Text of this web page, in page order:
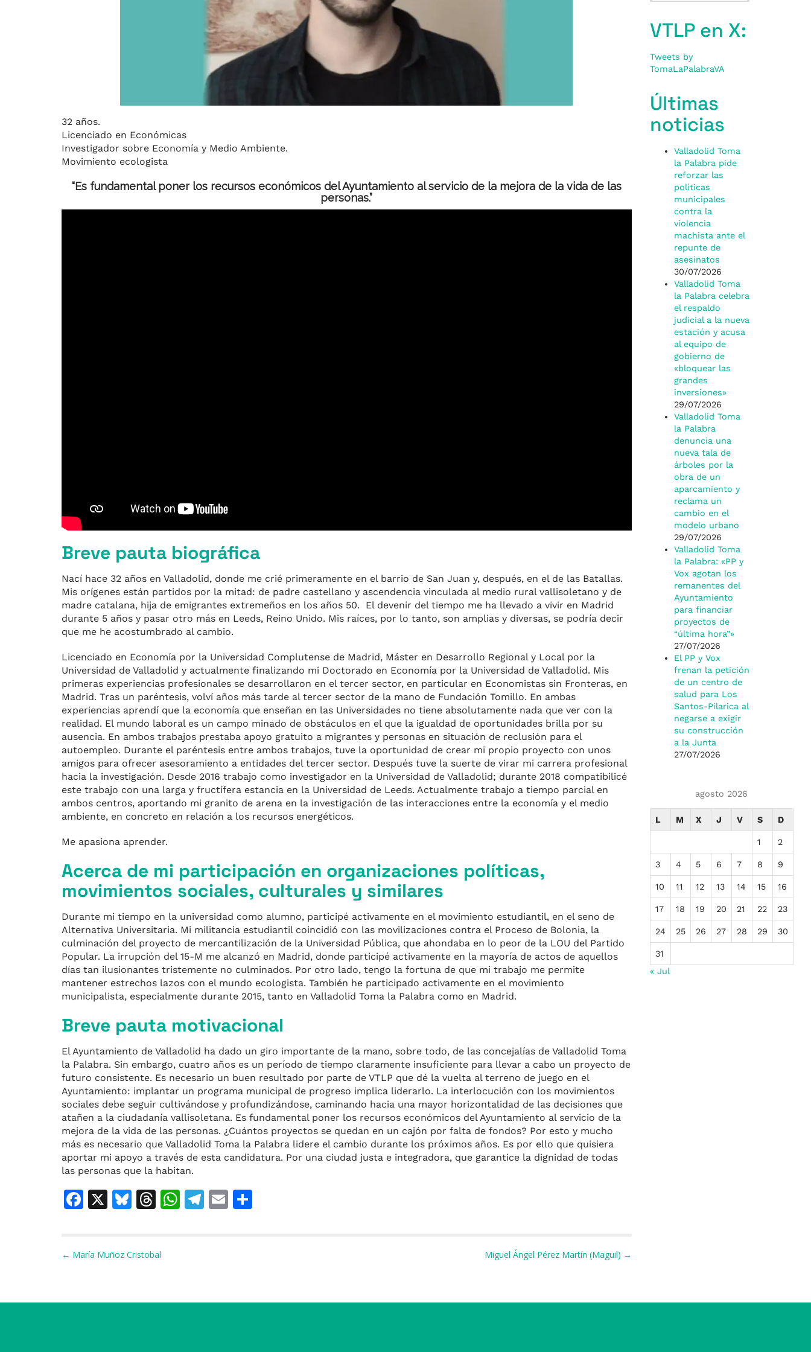
32 años.
Licenciado en Económicas
Investigador sobre Economía y Medio Ambiente.
Movimiento ecologista
“Es fundamental poner los recursos económicos del Ayuntamiento al servicio de la mejora de la vida de las
personas.”
Breve pauta biográfica
Nací hace 32 años en Valladolid, donde me crié primeramente en el barrio de San Juan y, después, en el de las Batallas.
Mis orígenes están partidos por la mitad: de padre castellano y ascendencia vinculada al medio rural vallisoletano y de
madre catalana, hija de emigrantes extremeños en los años 50. El devenir del tiempo me ha llevado a vivir en Madrid
durante 5 años y pasar otro más en Leeds, Reino Unido. Mis raíces, por lo tanto, son amplias y diversas, se podría decir
que me he acostumbrado al cambio.
Licenciado en Economía por la Universidad Complutense de Madrid, Máster en Desarrollo Regional y Local por la
Universidad de Valladolid y actualmente finalizando mi Doctorado en Economía por la Universidad de Valladolid. Mis
primeras experiencias profesionales se desarrollaron en el tercer sector, en particular en Economistas sin Fronteras, en
Madrid. Tras un paréntesis, volví años más tarde al tercer sector de la mano de Fundación Tomillo. En ambas
experiencias aprendí que la economía que enseñan en las Universidades no tiene absolutamente nada que ver con la
realidad. El mundo laboral es un campo minado de obstáculos en el que la igualdad de oportunidades brilla por su
ausencia. En ambos trabajos prestaba apoyo gratuito a migrantes y personas en situación de reclusión para el
autoempleo. Durante el paréntesis entre ambos trabajos, tuve la oportunidad de crear mi propio proyecto con unos
amigos para ofrecer asesoramiento a entidades del tercer sector. Después tuve la suerte de virar mi carrera profesional
hacia la investigación. Desde 2016 trabajo como investigador en la Universidad de Valladolid; durante 2018 compatibilicé
este trabajo con una larga y fructífera estancia en la Universidad de Leeds. Actualmente trabajo a tiempo parcial en
ambos centros, aportando mi granito de arena en la investigación de las interacciones entre la economía y el medio
ambiente, en concreto en relación a los recursos energéticos.
Me apasiona aprender.
Acerca de mi participación en organizaciones políticas,
movimientos sociales, culturales y similares
Durante mi tiempo en la universidad como alumno, participé activamente en el movimiento estudiantil, en el seno de
Alternativa Universitaria. Mi militancia estudiantil coincidió con las movilizaciones contra el Proceso de Bolonia, la
culminación del proyecto de mercantilización de la Universidad Pública, que ahondaba en lo peor de la LOU del Partido
Popular. La irrupción del 15-M me alcanzó en Madrid, donde participé activamente en la mayoría de actos de aquellos
días tan ilusionantes tristemente no culminados. Por otro lado, tengo la fortuna de que mi trabajo me permite
mantener estrechos lazos con el mundo ecologista. También he participado activamente en el movimiento
municipalista, especialmente durante 2015, tanto en Valladolid Toma la Palabra como en Madrid.
Breve pauta motivacional
El Ayuntamiento de Valladolid ha dado un giro importante de la mano, sobre todo, de las concejalías de Valladolid Toma
la Palabra. Sin embargo, cuatro años es un período de tiempo claramente insuficiente para llevar a cabo un proyecto de
futuro consistente. Es necesario un buen resultado por parte de VTLP que dé la vuelta al terreno de juego en el
Ayuntamiento: implantar un programa municipal de progreso implica liderarlo. La interlocución con los movimientos
sociales debe seguir cultivándose y profundizándose, caminando hacia una mayor horizontalidad de las decisiones que
atañen a la ciudadanía vallisoletana. Es fundamental poner los recursos económicos del Ayuntamiento al servicio de la
mejora de la vida de las personas. ¿Cuántos proyectos se quedan en un cajón por falta de fondos? Por esto y mucho
más es necesario que Valladolid Toma la Palabra lidere el cambio durante los próximos años. Es por ello que quisiera
aportar mi apoyo a través de esta candidatura. Por una ciudad justa e integradora, que garantice la dignidad de todas
las personas que la habitan.
F
e
X
Bl
s
T
a
W T
E
Navegación de entradas
← María Muñoz Cristobal Miguel Ángel Pérez Martín (Maguil) →
VTLP en X:
Tweets by
TomaLaPalabraVA
Últimas
noticias
Valladolid Toma
la Palabra pide
reforzar las
políticas
municipales
contra la
violencia
machista ante el
repunte de
asesinatos
30/07/2026
Valladolid Toma
la Palabra celebra
el respaldo
judicial a la nueva
estación y acusa
al equipo de
gobierno de
«bloquear las
grandes
inversiones»
29/07/2026
Valladolid Toma
la Palabra
denuncia una
nueva tala de
árboles por la
obra de un
aparcamiento y
reclama un
cambio en el
modelo urbano
29/07/2026
Valladolid Toma
la Palabra: «PP y
Vox agotan los
remanentes del
Ayuntamiento
para financiar
proyectos de
“última hora”»
27/07/2026
El PP y Vox
frenan la petición
de un centro de
salud para Los
Santos-Pilarica al
negarse a exigir
su construcción
a la Junta
27/07/2026
agosto 2026
L M X J V S D
1 2
3 4 5 6 7 8 9
10 11 12 13 14 15 16
17 18 19 20 21 22 23
24 25 26 27 28 29 30
31
« Jul